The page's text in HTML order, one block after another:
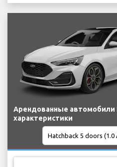
Арендованные автомобили
характеристики